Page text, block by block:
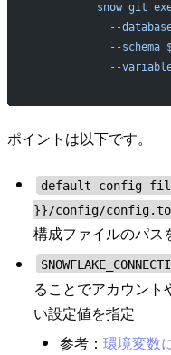
snow git
--
--schema
--
ポイントは以下です。
default-config-
}}/config/
構成ファイルのパス
ることでアカウン
い設定値を指定
参考： 環境変数